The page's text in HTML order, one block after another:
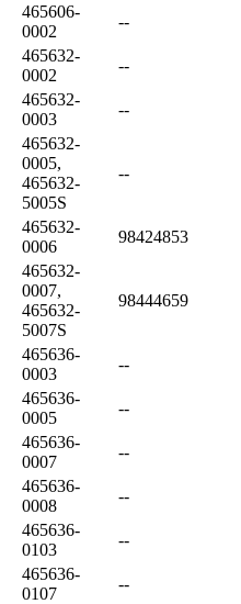
465606-
0002
--
465632-
0002
--
465632-
0003
--
465632-
0005,
465632-
5005S
--
465632-
0006
98424853
465632-
0007,
465632-
5007S
98444659
465636-
0003
--
465636-
0005
--
465636-
0007
--
465636-
0008
--
465636-
0103
--
465636-
0107
--